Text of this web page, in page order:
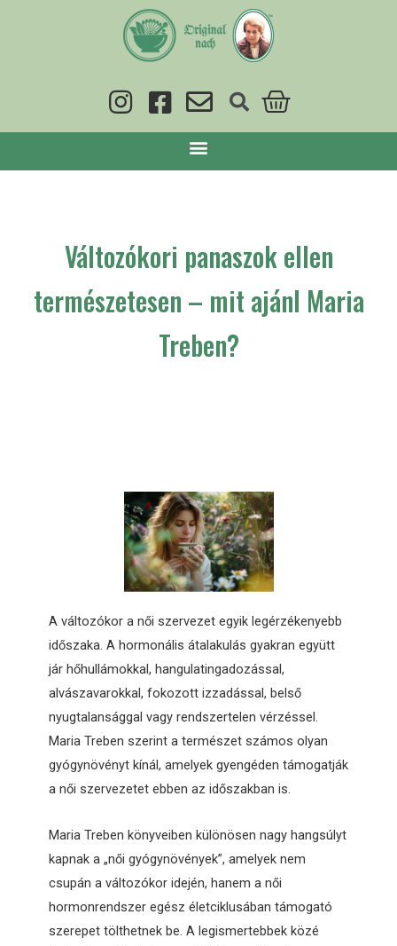
Változókori panaszok ellen
természetesen – mit ajánl Maria
Treben?
A változókor a női szervezet egyik legérzékenyebb
időszaka. A hormonális átalakulás gyakran együtt
jár hőhullámokkal, hangulatingadozással,
alvászavarokkal, fokozott izzadással, belső
nyugtalansággal vagy rendszertelen vérzéssel.
Maria Treben szerint a természet számos olyan
gyógynövényt kínál, amelyek gyengéden támogatják
a női szervezetet ebben az időszakban is.
Maria Treben könyveiben különösen nagy hangsúlyt
kapnak a „női gyógynövények”, amelyek nem
csupán a változókor idején, hanem a női
hormonrendszer egész életciklusában támogató
szerepet tölthetnek be. A legismertebbek közé